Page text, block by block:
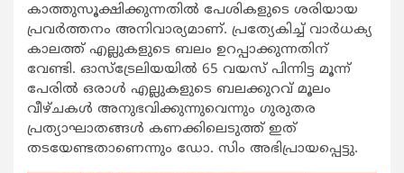
കാത്തുസൂക്ഷിക്കുന്നതില്‍ പേശികളുടെ ശരിയായ
പ്രവര്‍ത്തനം അനിവാര്യമാണ്. പ്രത്യേകിച്ച് വാര്‍ധക്യ
കാലത്ത് എല്ലുകളുടെ ബലം ഉറപ്പാക്കുന്നതിന്
വേണ്ടി. ഓസ്‌ട്രേലിയയില്‍ 65 വയസ് പിന്നിട്ട മൂന്ന്
പേരില്‍ ഒരാള്‍ എല്ലുകളുടെ ബലക്കുറവ് മൂലം
വീഴ്ചകള്‍ അനുഭവിക്കുന്നുവെന്നും ഗുരുതര
പ്രത്യാഘാതങ്ങള്‍ കണക്കിലെടുത്ത് ഇത്
തടയേണ്ടതാണെന്നും ഡോ. സിം അഭിപ്രായപ്പെട്ടു.